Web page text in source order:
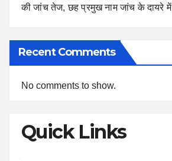
की जांच तेज, छह प्रमुख नाम जांच के दायरे में
Recent Comments
No comments to show.
Quick Links